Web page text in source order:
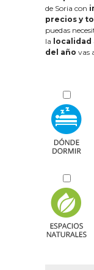
de Soria con
precios y
puedas
la localidad
del año vas